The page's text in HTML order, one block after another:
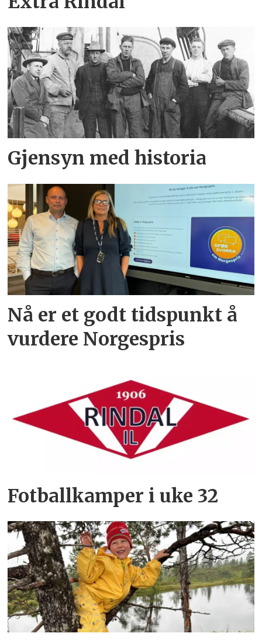
Gjensyn med historia
Nå er et godt tidspunkt å
vurdere Norgespris
Fotballkamper i uke 32